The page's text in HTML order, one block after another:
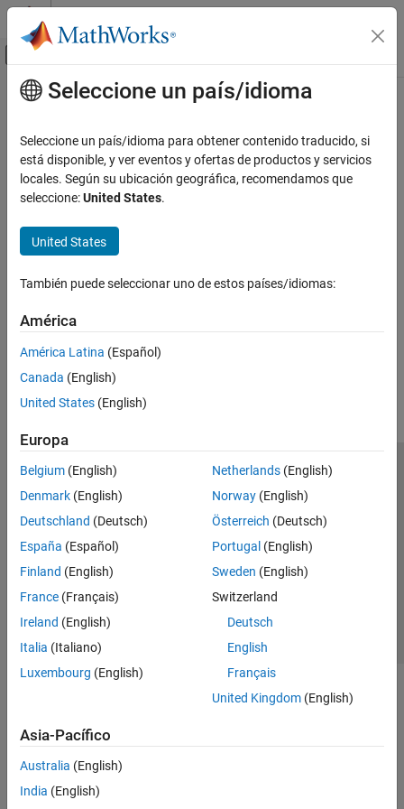
Saltar al contenido
Mostrar/ocultar menú de navegación
Inicio de Documentación
Contenido principal
¿Qué tan útil fue esta traducción?
Seleccione un país/idioma
Seleccione un país/idioma para obtener contenido traducido, si
está disponible, y ver eventos y ofertas de productos y servicios
locales. Según su ubicación geográfica, recomendamos que
seleccione:United States.
United States
También puede seleccionar uno de estos países/idiomas:
América
América Latina (Español)
Canada (English)
United States (English)
Europa
Belgium (English)
Denmark (English)
Deutschland (Deutsch)
España (Español)
Finland (English)
France (Français)
Ireland (English)
Italia (Italiano)
Luxembourg (English)
Netherlands(English)
Norway(English)
Österreich (Deutsch)
Portugal (English)
Sweden (English)
Switzerland
Deutsch
English
Français
United Kingdom(English)
Asia-Pacífico
Australia (English)
India (English)
Centro de confianza
Marcas comerciales
Política de privacidad
Antipiratería
Estado de las aplicaciones
Información de contacto
© 1994-2026 The MathWorks, Inc.
Seleccione un país/